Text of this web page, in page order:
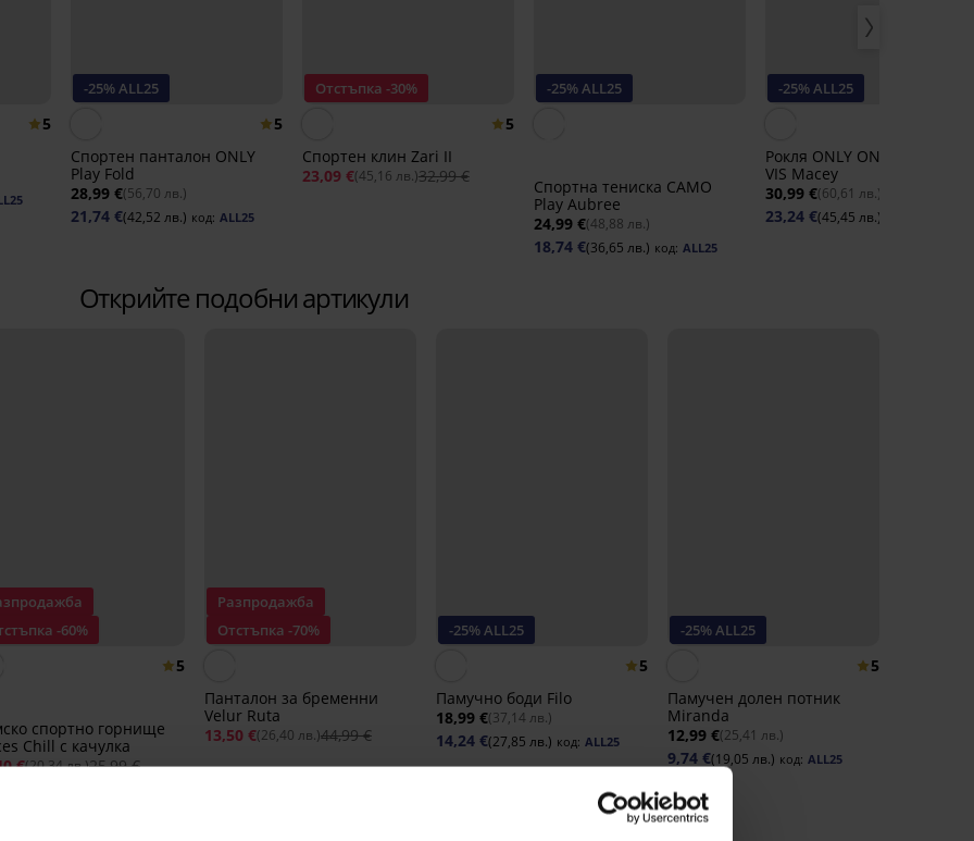
5
-25% ALL25
5
Спортен панталон ONLY
Play Fold
28,99 €(56,70 лв.)
21,74 €(42,52 лв.) код: ALL25
Отстъпка -30%
5
Спортен клин Zari II
23,09 €(45,16 лв.)32,99 €
-25% ALL25
Спортна тениска САМО
Play Aubree
24,99 €(48,88 лв.)
18,74 €(36,65 лв.) код: ALL25
-25% ALL25
Рокля ONLY ONLNova Life
VIS Macey
30,99 €(60,61 лв.)
23,24 €(45,45 лв.)
Открийте подобни артикули
-60%
5
спортно горнище
Chill с качулка
€(20,34 лв.)25,99 €
Разпродажба
Отстъпка -70%
Панталон за бременни
Velur Ruta
13,50 €(26,40 лв.)44,99 €
-25% ALL25
5
Памучно боди Filo
18,99 €(37,14 лв.)
14,24 €(27,85 лв.) код: ALL25
-25% ALL25
5
Памучен долен потник
Miranda
12,99 €(25,41 лв.)
9,74 €(19,05 лв.) код: ALL25